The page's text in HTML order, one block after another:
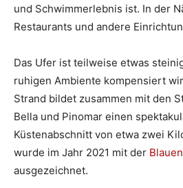
und Schwimmerlebnis ist. In der
Restaurants und andere
Das Ufer ist teilweise etwas
ruhigen Ambiente kompensiert
Strand bildet zusammen mit den
Bella und Pinomar einen
Küstenabschnitt von etwa zwei
wurde im Jahr 2021 mit der
ausgezeichnet.